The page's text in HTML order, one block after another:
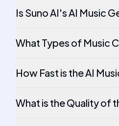
Is Suno AI's AI Music
What Types of Music
How Fast is the AI
What is the Quality of